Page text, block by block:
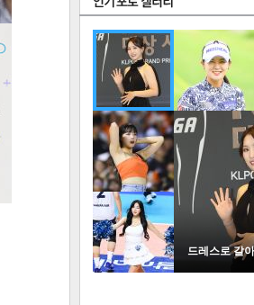
FOCUS
많이 본 뉴스
연예
스포츠
2